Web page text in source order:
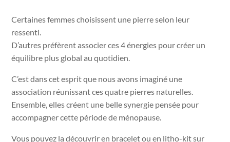
Certaines femmes choisissent une pierre selon leur
ressenti.
D’autres préfèrent associer ces 4 énergies pour créer un
équilibre plus global au quotidien.
C’est dans cet esprit que nous avons imaginé une
association réunissant ces quatre pierres naturelles.
Ensemble, elles créent une belle synergie pensée pour
accompagner cette période de ménopause.
Vous pouvez la découvrir en bracelet ou en litho-kit sur